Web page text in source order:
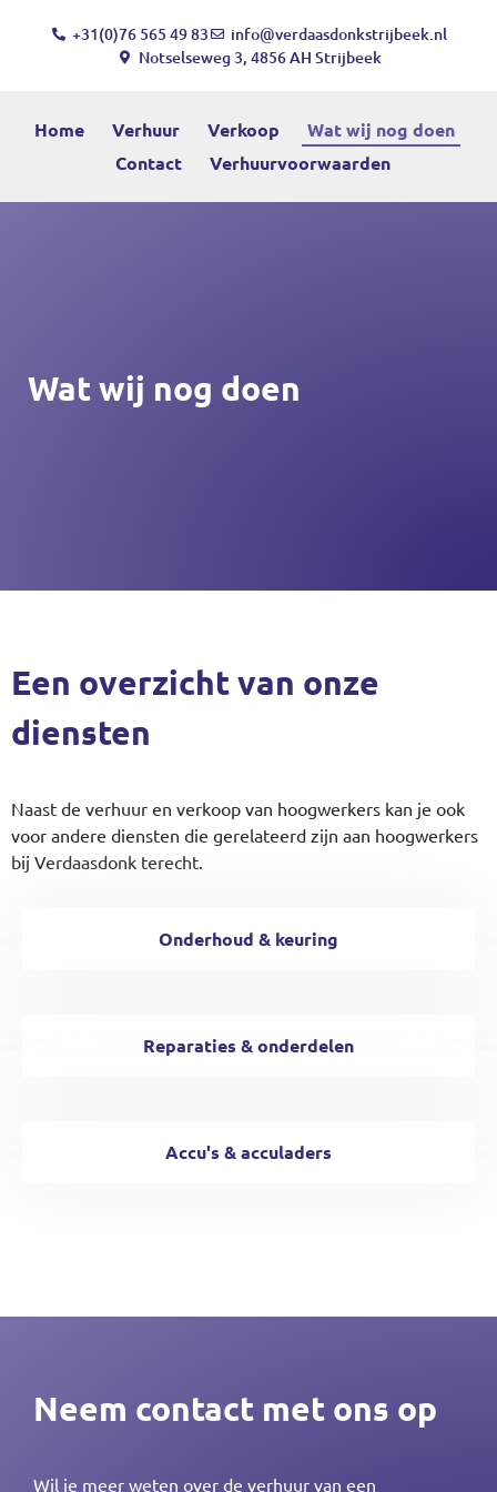
+31(0)76 565 49 83
info@verdaasdonkstrijbeek.nl
Notselseweg 3, 4856 AH Strijbeek
Home Verhuur Verkoop
Wat wij nog doen
Contact
Verhuurvoorwaarden
Wat wij nog doen
Een overzicht van onze
diensten
Naast de verhuur en verkoop van hoogwerkers kan je ook
voor andere diensten die gerelateerd zijn aan hoogwerkers
bij Verdaasdonk terecht.
Onderhoud & keuring
Reparaties & onderdelen
Accu's & acculaders
Neem contact met ons op
Wil je meer weten over de verhuur van een